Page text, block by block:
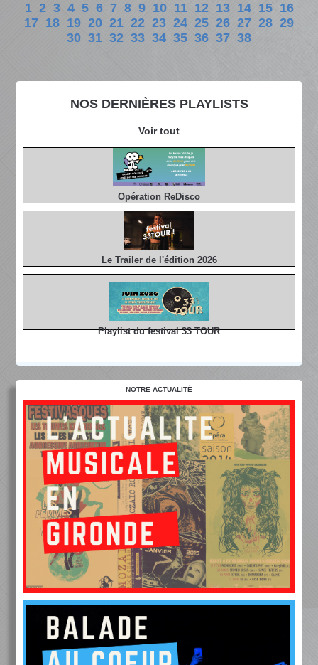
NOS DERNIÈRES PLAYLISTS
Voir tout
Opération ReDisco
Le Trailer de l'édition 2026
Playlist du festival 33 TOUR
1 2 3 4 5 6 7 8 9 10 11 12 13 14 15 16
17 18 19 20 21 22 23 24 25 26 27 28 29
30 31 32 33 34 35 36 37 38
NOTRE ACTUALITÉ